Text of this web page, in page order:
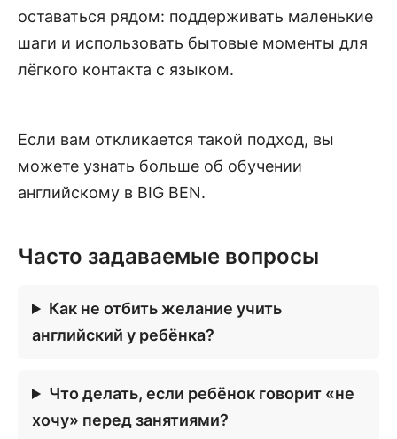
оставаться рядом: поддерживать маленькие
шаги и использовать бытовые моменты для
лёгкого контакта с языком.
Если вам откликается такой подход, вы
можете узнать больше об обучении
английскому в BIG BEN.
Часто задаваемые вопросы
Как не отбить желание учить
английский у ребёнка?
Что делать, если ребёнок говорит «не
хочу» перед занятиями?